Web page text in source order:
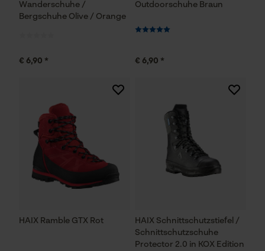
Wanderschuhe /
Bergschuhe Olive / Orange
€ 6,90 *
Outdoorschuhe Braun
€ 6,90 *
HAIX Ramble GTX Rot
HAIX Schnittschutzstiefel /
Schnittschutzschuhe
Protector 2.0 in KOX Edition